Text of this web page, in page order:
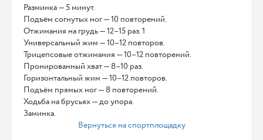
Разминка — 5 минут.
Подъём согнутых ног — 10 повторений.
Отжимания на грудь — 12–15 раз. 1
Универсальный жим — 10–12 повторов.
Трицепсовые отжимания — 10–12 повторений.
Пронированный хват — 8–10 раз.
Горизонтальный жим — 10–12 повторов.
Подъём прямых ног — 8 повторений.
Ходьба на брусьях — до упора.
Заминка.
Вернуться на спортплощадку